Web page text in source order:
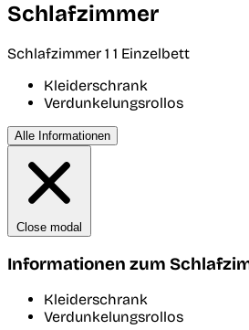
Schlafzimmer
Schlafzimmer 1 1 Einzelbett
Kleiderschrank
Verdunkelungsrollos
Alle Informationen
Close modal
Informationen zum
Kleiderschrank
Verdunkelungsrollos